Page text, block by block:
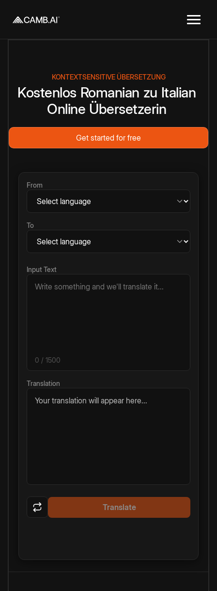
KONTEXTSENSITIVE ÜBERSETZUNG
Kostenlos Romanian zu Italian
Online Übersetzerin
Get started for free
From
To
Input Text
0 / 1500
Translation
Your translation will appear here...
Translate